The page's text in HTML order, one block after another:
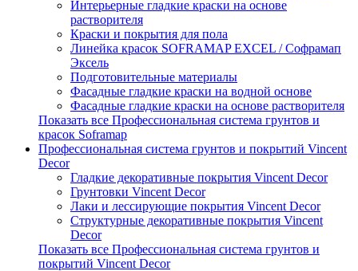
Интерьерные гладкие краски на основе
растворителя
Краски и покрытия для пола
Линейка красок SOFRAMAP EXCEL / Софрамап
Эксель
Подготовительные материалы
Фасадные гладкие краски на водной основе
Фасадные гладкие краски на основе растворителя
Показать все Профессиональная система грунтов и
красок Soframap
Профессиональная система грунтов и покрытий Vincent
Decor
Гладкие декоративные покрытия Vincent Decor
Грунтовки Vincent Decor
Лаки и лессирующие покрытия Vincent Decor
Структурные декоративные покрытия Vincent
Decor
Показать все Профессиональная система грунтов и
покрытий Vincent Decor